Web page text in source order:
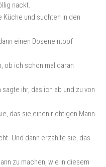
nackt.
Küche und suchten in den
einen Doseneintopf
ob ich schon mal daran
ihr, das ich ab und zu von
das sie einen richtigen Mann
Und dann erzählte sie, das
zu machen, wie in diesem